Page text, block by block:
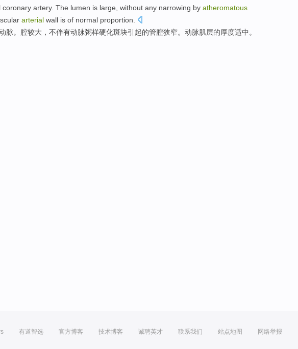
coronary artery. The lumen is large without any narrowing by atheromatous
arterial wall is of normal proportion.
脉。 腔较大 ， 不伴有动脉粥样硬化斑块引起的管腔狭窄。 动脉肌层的厚度适中。
有道智选 官方博客 技术博客 诚聘英才 联系我们 站点地图 网络举报